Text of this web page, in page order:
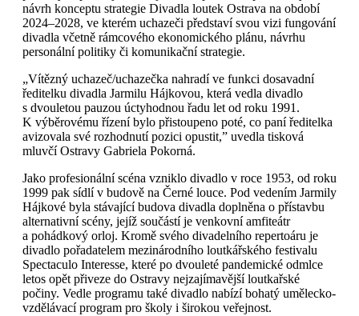
návrh konceptu strategie Divadla loutek Ostrava na období
2024–2028, ve kterém uchazeči představí svou vizi fungování
divadla včetně rámcového ekonomického plánu, návrhu
personální politiky či komunikační strategie.
„Vítězný uchazeč/uchazečka nahradí ve funkci dosavadní
ředitelku divadla Jarmilu Hájkovou, která vedla divadlo
s dvouletou pauzou úctyhodnou řadu let od roku 1991.
K výběrovému řízení bylo přistoupeno poté, co paní ředitelka
avizovala své rozhodnutí pozici opustit,” uvedla tisková
mluvčí Ostravy Gabriela Pokorná.
Jako profesionální scéna vzniklo divadlo v roce 1953, od roku
1999 pak sídlí v budově na Černé louce. Pod vedením Jarmily
Hájkové byla stávající budova divadla doplněna o přístavbu
alternativní scény, jejíž součástí je venkovní amfiteátr
a pohádkový orloj. Kromě svého divadelního repertoáru je
divadlo pořadatelem mezinárodního loutkářského festivalu
Spectaculo Interesse, které po dvouleté pandemické odmlce
letos opět přiveze do Ostravy nejzajímavější loutkařské
počiny. Vedle programu také divadlo nabízí bohatý umělecko-
vzdělávací program pro školy i širokou veřejnost.